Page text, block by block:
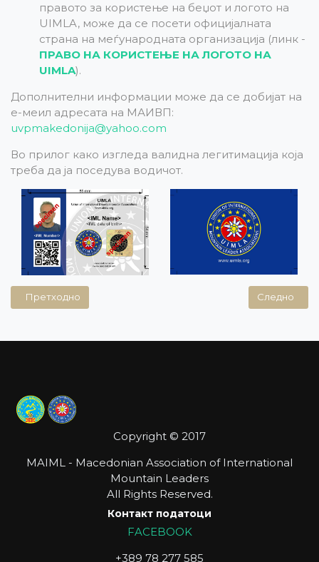
правото за користење на беџот и логото на
UIMLA, може да се посети официјалната
страна на меѓународната организација (линк -
ПРАВО НА КОРИСТЕЊЕ НА ЛОГОТО НА
UIMLA).
Дополнителни информации може да се добијат на
е-меил адресата на МАИВП:
uvpmakedonija@yahoo.com
Во прилог како изгледа валидна легитимација која
треба да ја поседува водичот.
Претходна статија: СЕМИНАР ЗА РЕЛИЦЕНЦИРАЊЕ
Претходно Следна
Следно
Copyright © 2017
MAIML - Macedonian Association of International
Mountain Leaders
All Rights Reserved.
Контакт податоци
FACEBOOK
+389 78 277 585